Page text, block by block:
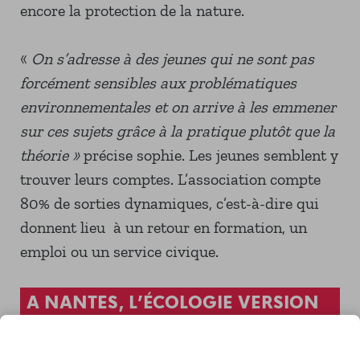
encore la protection de la nature.
« On s’adresse à des jeunes qui ne sont pas
forcément sensibles aux problématiques
environnementales et on arrive à les emmener
sur ces sujets grâce à la pratique plutôt que la
théorie »précise sophie. Les jeunes semblent y
trouver leurs comptes. L’association compte
80% de sorties dynamiques, c’est-à-dire qui
donnent lieu à un retour en formation, un
emploi ou un service civique.
A NANTES, L’ÉCOLOGIE VERSION